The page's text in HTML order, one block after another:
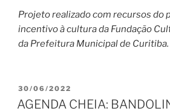
Projeto realizado com recursos do
incentivo à cultura da Fundação
da Prefeitura Municipal de Curitiba.
PUBLICADO
EM
30/06/2022
AGENDA CHEIA: